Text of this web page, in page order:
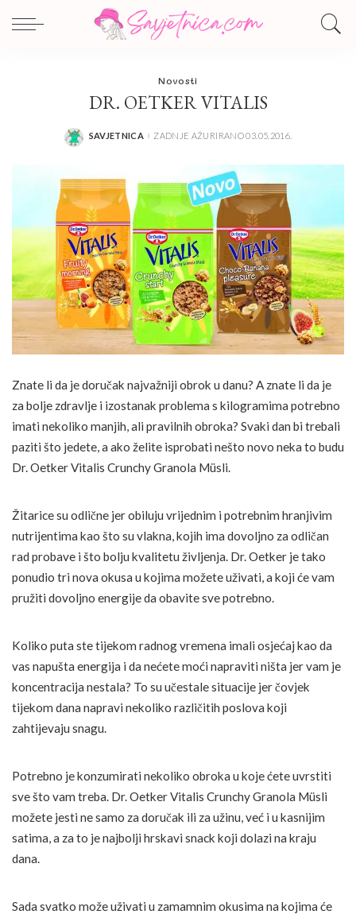
Novosti
DR. OETKER VITALIS
POSTED
SAVJETNICA ZADNJE AŽURIRANO 03.05.2016.
Znate li da je doručak najvažniji obrok u danu? A znate li da je
za bolje zdravlje i izostanak problema s kilogramima potrebno
imati nekoliko manjih, ali pravilnih obroka? Svaki dan bi trebali
paziti što jedete, a ako želite isprobati nešto novo neka to budu
Dr. Oetker Vitalis Crunchy Granola Müsli.
Žitarice su odlične jer obiluju vrijednim i potrebnim hranjivim
nutrijentima kao što su vlakna, kojih ima dovoljno za odličan
rad probave i što bolju kvalitetu življenja. Dr. Oetker je tako
ponudio tri nova okusa u kojima možete uživati, a koji će vam
pružiti dovoljno energije da obavite sve potrebno.
Koliko puta ste tijekom radnog vremena imali osjećaj kao da
vas napušta energija i da nećete moći napraviti ništa jer vam je
koncentracija nestala? To su učestale situacije jer čovjek
tijekom dana napravi nekoliko različitih poslova koji
zahtijevaju snagu.
Potrebno je konzumirati nekoliko obroka u koje ćete uvrstiti
sve što vam treba. Dr. Oetker Vitalis Crunchy Granola Müsli
možete jesti ne samo za doručak ili za užinu, već i u kasnijim
satima, a za to je najbolji hrskavi snack koji dolazi na kraju
dana.
Sada svatko može uživati u zamamnim okusima na kojima će